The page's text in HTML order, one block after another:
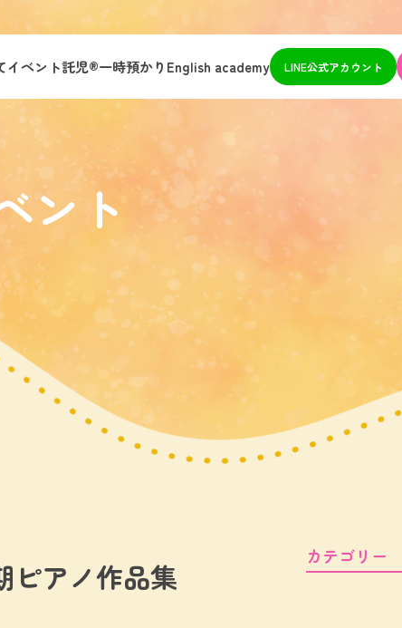
イベント託児®︎一時預かり English academy LINE公式アカウント
ント
ピアノ作品集
カテゴリー